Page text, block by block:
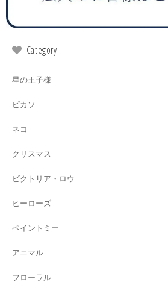
Category
星の王子様
ピカソ
ネコ
クリスマス
ビクトリア・ロウ
ヒーローズ
ペイントミー
アニマル
フローラル